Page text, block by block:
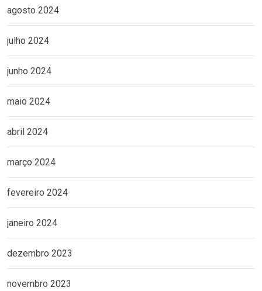
agosto 2024
julho 2024
junho 2024
maio 2024
abril 2024
março 2024
fevereiro 2024
janeiro 2024
dezembro 2023
novembro 2023